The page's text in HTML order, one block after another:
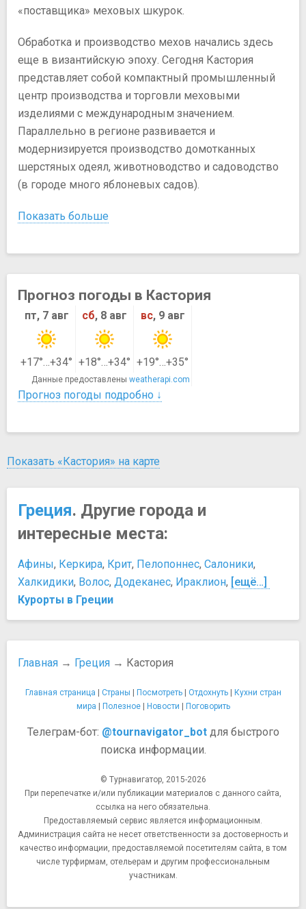
«поставщика» меховых шкурок.
Обработка и производство мехов начались здесь
еще в византийскую эпоху. Сегодня Кастория
представляет собой компактный промышленный
центр производства и торговли меховыми
изделиями с международным значением.
Параллельно в регионе развивается и
модернизируется производство домотканных
шерстяных одеял, животноводство и садоводство
(в городе много яблоневых садов).
Показать больше
Прогноз погоды в Кастория
пт, 7 авг сб, 8 авг вс, 9 авг
+17°…+34° +18°…+34° +19°…+35°
Данные предоставлены weatherapi.com
Прогноз погоды подробно ↓
Показать «Кастория» на карте
Греция. Другие города и
интересные места:
Афины, Керкира, Крит, Пелопоннес, Салоники,
Халкидики, Волос, Додеканес, Ираклион, [ещё…]
Курорты в Греции
Главная → Греция → Кастория
Главная страница | Страны | Посмотреть| Отдохнуть| Кухни стран
мира | Полезное| Новости | Поговорить
Телеграм-бот: @tournavigator_botдля быстрого
поиска информации.
© Турнавигатор, 2015-2026
При перепечатке и/или публикации материалов с данного сайта,
ссылка на него обязательна.
Предоставляемый сервис является информационным.
Администрация сайта не несет ответственности за достоверность и
качество информации, предоставляемой посетителям сайта, в том
числе турфирмам, отельерам и другим профессиональным
участникам.